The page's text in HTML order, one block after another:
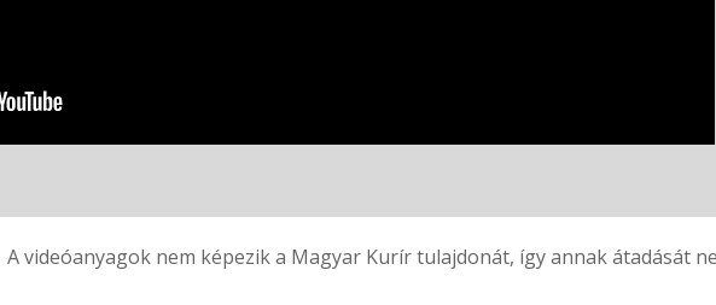
A videóanyagok nem képezik a Magyar Kurír tulajdonát, így annak átadását